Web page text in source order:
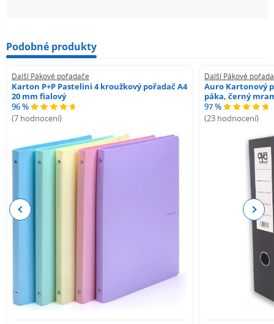
Podobné produkty
Další Pákové pořadače
Karton P+P Pastelini 4 kroužkový pořadač A4
20 mm fialový
96 %
(7 hodnocení)
Další Pákové
Auro Kartonový
páka, černý
97 %
(23 hodnocení)
Previous Next